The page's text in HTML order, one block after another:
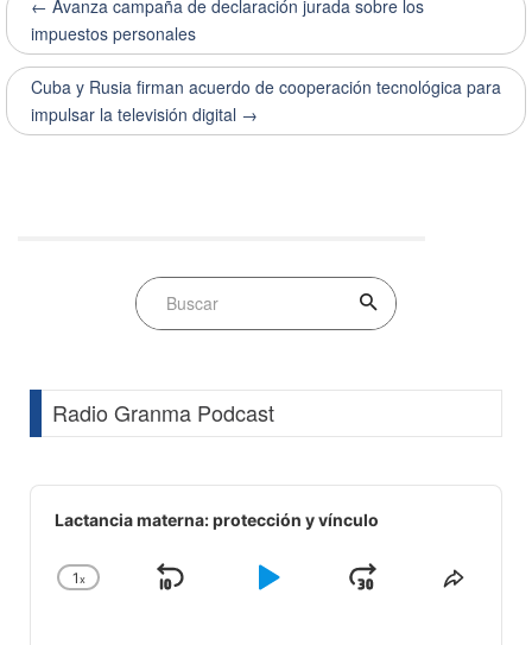
← Avanza campaña de declaración jurada sobre los
impuestos personales
Cuba y Rusia firman acuerdo de cooperación tecnológica para
impulsar la televisión digital →
Radio Granma Podcast
Audio
Player
Lactancia materna: protección y vínculo
Change
1x
Skip
Play
JumpShare